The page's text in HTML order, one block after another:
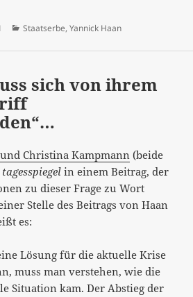
Kategorien
Staatserbe, Yannick Haan
sich von ihrem
Christina Kampmann (beide
tagesspiegel in einem Beitrag, der
zu dieser Frage zu Wort
Stelle des Beitrags von Haan
es:
Lösung für die aktuelle Krise
muss man verstehen, wie die
Situation kam. Der Abstieg der